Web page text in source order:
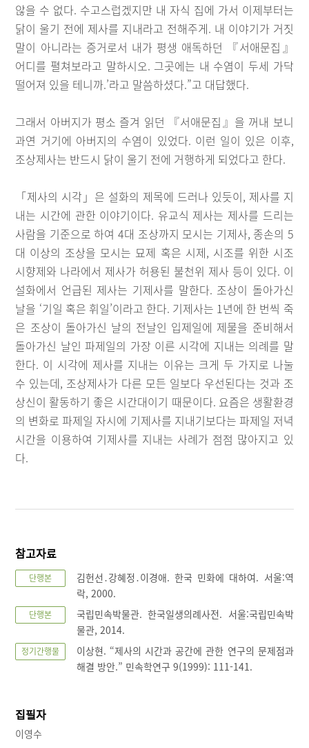
않을 수 없다. 수고스럽겠지만 내 자식 집에 가서 이제부터는
닭이 울기 전에 제사를 지내라고 전해주게. 내 이야기가 거짓
말이 아니라는 증거로서 내가 평생 애독하던 『서애문집』
어디를 펼쳐보라고 말하시오. 그곳에는 내 수염이 두세 가닥
떨어져 있을 테니까.’라고 말씀하셨다.”고 대답했다.
그래서 아버지가 평소 즐겨 읽던 『서애문집』을 꺼내 보니
과연 거기에 아버지의 수염이 있었다. 이런 일이 있은 이후,
조상제사는 반드시 닭이 울기 전에 거행하게 되었다고 한다.
「제사의 시각」은 설화의 제목에 드러나 있듯이, 제사를 지
내는 시간에 관한 이야기이다. 유교식 제사는 제사를 드리는
사람을 기준으로 하여 4대 조상까지 모시는 기제사, 종손의 5
대 이상의 조상을 모시는 묘제 혹은 시제, 시조를 위한 시조
시향제와 나라에서 제사가 허용된 불천위 제사 등이 있다. 이
설화에서 언급된 제사는 기제사를 말한다. 조상이 돌아가신
날을 ‘기일 혹은 휘일’이라고 한다. 기제사는 1년에 한 번씩 죽
은 조상이 돌아가신 날의 전날인 입제일에 제물을 준비해서
돌아가신 날인 파제일의 가장 이른 시각에 지내는 의례를 말
한다. 이 시각에 제사를 지내는 이유는 크게 두 가지로 나눌
수 있는데, 조상제사가 다른 모든 일보다 우선된다는 것과 조
상신이 활동하기 좋은 시간대이기 때문이다. 요즘은 생활환경
의 변화로 파제일 자시에 기제사를 지내기보다는 파제일 저녁
시간을 이용하여 기제사를 지내는 사례가 점점 많아지고 있
다.
참고자료
단행본
김헌선․강혜정․이경애. 한국 민화에 대하여. 서울:역
락, 2000.
단행본
국립민속박물관. 한국일생의례사전. 서울:국립민속박
물관, 2014.
정기간행물
이상현. “제사의 시간과 공간에 관한 연구의 문제점과
해결 방안.” 민속학연구 9(1999): 111-141.
집필자
이영수